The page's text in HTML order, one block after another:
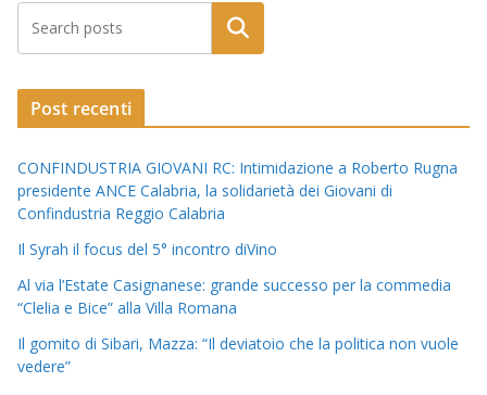
Post recenti
CONFINDUSTRIA GIOVANI RC: Intimidazione a Roberto Rugna
presidente ANCE Calabria, la solidarietà dei Giovani di
Confindustria Reggio Calabria
Il Syrah il focus del 5° incontro diVino
Al via l’Estate Casignanese: grande successo per la commedia
“Clelia e Bice” alla Villa Romana
Il gomito di Sibari, Mazza: “Il deviatoio che la politica non vuole
vedere”